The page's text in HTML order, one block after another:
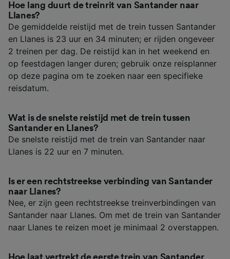
Hoe lang duurt de treinrit van Santander naar
Llanes?
De gemiddelde reistijd met de trein tussen Santander
en Llanes is 23 uur en 34 minuten; er rijden ongeveer
2 treinen per dag. De reistijd kan in het weekend en
op feestdagen langer duren; gebruik onze reisplanner
op deze pagina om te zoeken naar een specifieke
reisdatum.
Wat is de snelste reistijd met de trein tussen
Santander en Llanes?
De snelste reistijd met de trein van Santander naar
Llanes is 22 uur en 7 minuten.
Is er een rechtstreekse verbinding van Santander
naar Llanes?
Nee, er zijn geen rechtstreekse treinverbindingen van
Santander naar Llanes. Om met de trein van Santander
naar Llanes te reizen moet je minimaal 2 overstappen.
Hoe laat vertrekt de eerste trein van Santander